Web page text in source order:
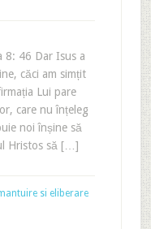
8: 46 Dar Isus a
căci am simțit
Lui pare
care nu înțeleg
noi înșine să
Hristos să […]
si eliberare